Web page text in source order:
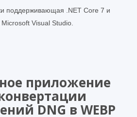
поддерживающая .NET Core 7 и
Visual Studio.
приложение
DNG в WEBP